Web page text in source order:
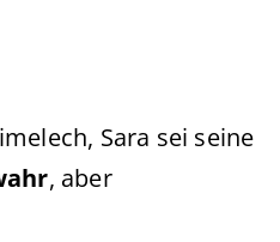
Sara sei seine
, aber